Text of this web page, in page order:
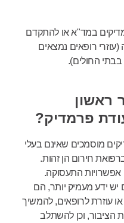
במד"א או להתקדם
רופאים נמצאים
החולים).
ראשון
פרמדיק?
מוסמכים שאינם בעלי
חירום הן זהות.
אפשרויות התעסוקה.
יש ידע מעמיק יותר, הם
עוזרת לרופאים, להמשיך
הציבור, וכן להשתלב